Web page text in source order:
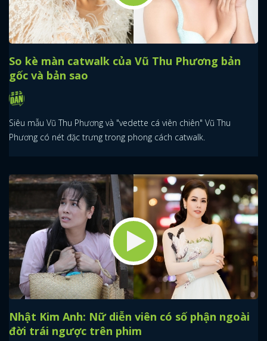
So kè màn catwalk của Vũ Thu Phương bản
gốc và bản sao
Siêu mẫu Vũ Thu Phương và "vedette cá viên chiên" Vũ Thu
Phương có nét đặc trưng trong phong cách catwalk.
Nhật Kim Anh: Nữ diễn viên có số phận ngoài
đời trái ngược trên phim